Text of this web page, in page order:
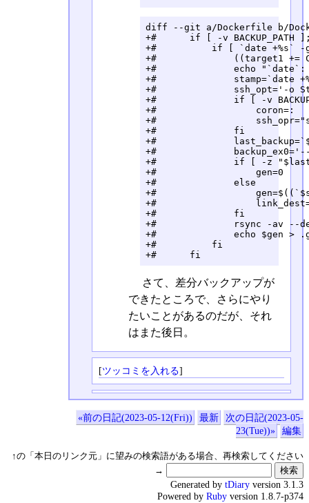
diff --git a/Dockerfile b/
+#      if [ -v BACKUP_PATH
+#          if [ `date +%s` -
+#              ((target1 +=
+#              echo "`date`:
+#              stamp=`date
+#              ssh_opt='-o
+#              if [ -v
+#                  coron=:
+#                  ssh_opr="ssh
+#              fi
+#
+#              backup_ex0='--
+#              if [ -z
+#                  gen=0
+#              else
+#
+#
+#              fi
+#              rsync -av --delete
+#              echo $gen > .gen;
+#          fi
+#      fi
さて、差分バックアップが
できたところで、さらにやり
たいことがあるのだが、それ
はまた後日。
[ツッコミを入れる]
«前の日記(2023-05-12(Fri)) 最新
次の日記(2023-05-
23(Tue))»
編集
↑の「本日のリンク元」に望みの検索語がある場合、再検索してください
→
Generated by tDiary version 3.1.3
Powered by Ruby version 1.8.7-p374